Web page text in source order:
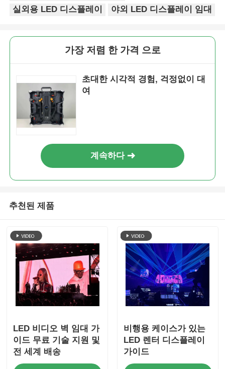
실외용 LED 디스플레이
야외 LED 디스플레이 임대
가장 저렴 한 가격 으로
초대한 시각적 경험, 걱정없이 대
여
계속하다
추천된 제품
LED 비디오 벽 임대 가
이드 무료 기술 지원 및
전 세계 배송
비행용 케이스가 있는
LED 렌터 디스플레이
가이드